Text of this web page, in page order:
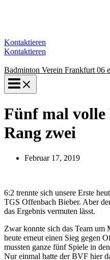
Kontaktieren
Kontaktieren
Badminton Verein Frankfurt 06
Fünf mal
Rang zwei
Februar 17, 2019
6:2 trennte sich unsere Erste
TGS Offenbach Bieber. Aber
das Ergebnis vermuten lässt.
Zwar konnte sich das Team um
heute erneut einen Sieg gegen
mussten ganze fünf Spiele in
Nur einmal hatte der BVF hier